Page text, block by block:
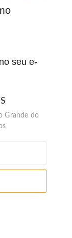
seu e-
Grande do